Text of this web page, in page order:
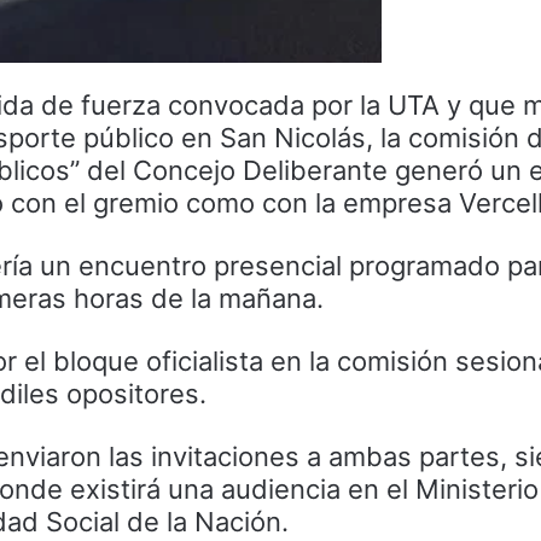
de fuerza convocada por la UTA y que
público en San Nicolás, la comisión
del Concejo Deliberante generó un
el gremio como con la empresa
un encuentro presencial programado
horas de la mañana.
el bloque oficialista en la comisión
opositores.
las invitaciones a ambas partes,
existirá una audiencia en el
Social de la Nación.